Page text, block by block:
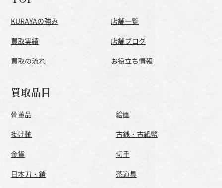
KURAYAの強み
買取実績
買取の流れ
店舗一覧
店舗ブログ
お役立ち情報
買取品目
骨董品
絵画
掛け軸
古銭・古紙幣
金貨
切手
日本刀・鎧
茶道具